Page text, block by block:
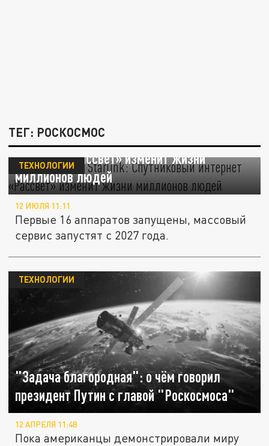
ТЕГ: РОСКОСМОС
Русский ответ Starlink: Спутниковый
интернет «Рассвет» изменит жизни
миллионов людей
ТЕХНОЛОГИИ
12 ИЮЛЯ 11:11
Первые 16 аппаратов запущены, массовый
сервис запустят с 2027 года.
"Задача благородная": о чём говорил
президент Путин с главой "Роскосмоса"
ТЕХНОЛОГИИ
12 АПРЕЛЯ 11:48
Пока американцы демонстрировали миру